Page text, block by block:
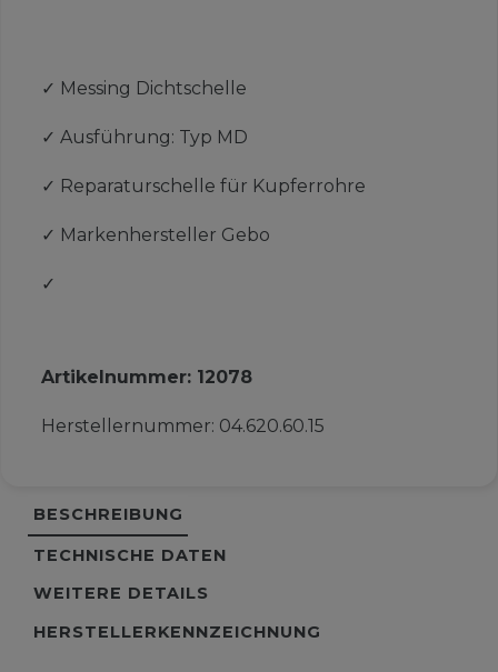
✓ Messing Dichtschelle
✓ Ausführung: Typ MD
✓ Reparaturschelle für Kupferrohre
✓ Markenhersteller Gebo
✓
Artikelnummer: 12078
Herstellernummer: 04.620.60.15
BESCHREIBUNG
TECHNISCHE DATEN
WEITERE DETAILS
HERSTELLERKENNZEICHNUNG